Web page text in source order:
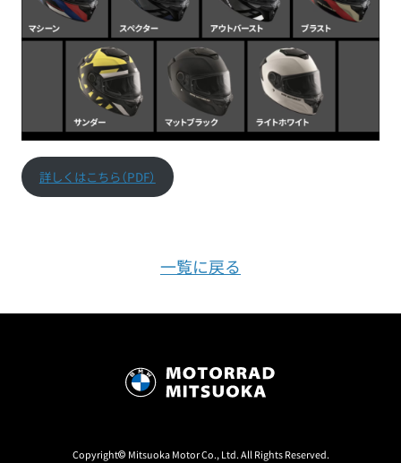
詳しくはこちら（PDF）
一覧に戻る
Copyright© Mitsuoka Motor Co., Ltd. All Rights Reserved.